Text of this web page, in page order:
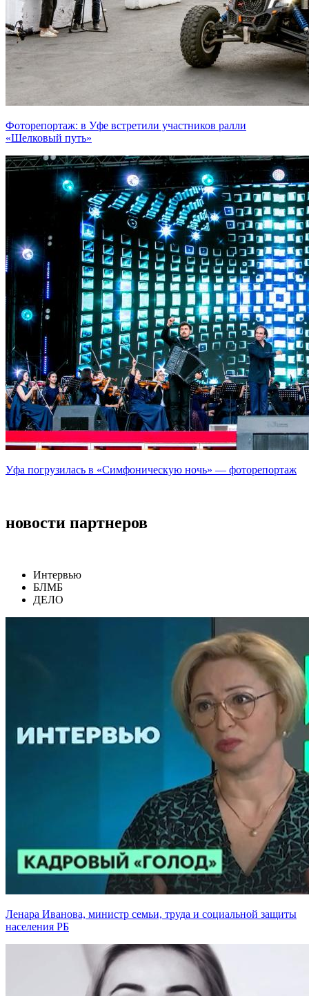
Фоторепортаж: в Уфе встретили участников ралли
«Шелковый путь»
Уфа погрузилась в «Симфоническую ночь» — фоторепортаж
новости партнеров
Интервью
БЛМБ
ДЕЛО
Ленара Иванова, министр семьи, труда и социальной защиты
населения РБ